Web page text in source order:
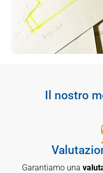
Il nostro
Garantiamo una